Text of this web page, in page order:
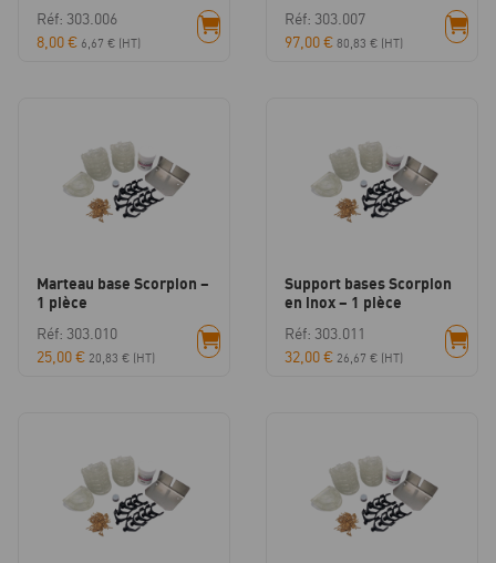
Réf: 303.006
8,00€ 6,67 € (HT)
Réf: 303.007
97,00€ 80,83 € (HT)
Marteau base Scorpion –
1 pièce
Réf: 303.010
25,00€ 20,83 € (HT)
Support bases Scorpion
en inox – 1 pièce
Réf: 303.011
32,00€ 26,67 € (HT)